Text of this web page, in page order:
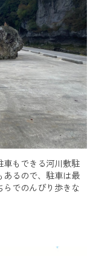
車もできる河川敷駐
あるので、駐車は最
でのんびり歩きな